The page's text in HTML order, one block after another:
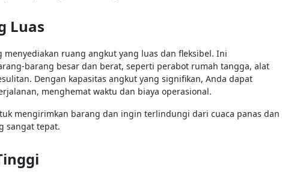
Luas
ruang angkut yang luas dan fleksibel. Ini
barang besar dan berat, seperti perabot rumah tangga, alat
Dengan kapasitas angkut yang signifikan, Anda dapat
menghemat waktu dan biaya operasional.
mengirimkan barang dan ingin terlindungi dari cuaca panas dan
sangat tepat.